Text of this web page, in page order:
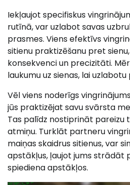
Iekļaujot specifiskus
rutīnā, var uzlabot savas
prasmes. Viens efektīvs
sitienu praktizēšanu pret
konsekvenci un precizitāti.
laukumu uz sienas, lai
Vēl viens noderīgs
jūs praktizējat savu svārsta
Tas palīdz nostiprināt pareizu
atmiņu. Turklāt partneru
maiņas skaidrus sitienus, var
apstākļus, ļaujot jums strādāt
spiediena apstākļos.